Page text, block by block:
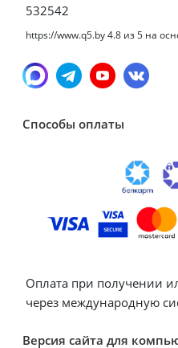
532542
https://www.q5.by4.8 из5 на
Способы оплаты
Оплата при получении
через международную
Версия сайта для